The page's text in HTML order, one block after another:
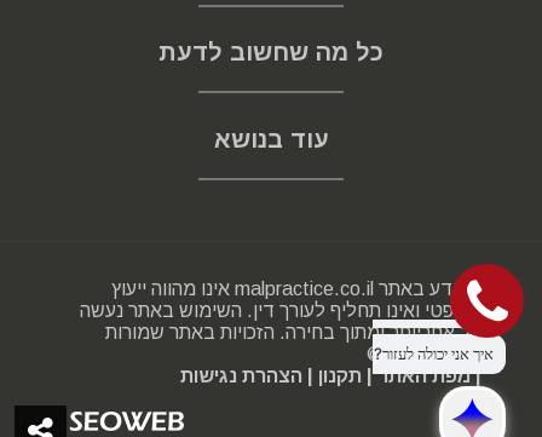
כל מה שחשוב לדעת
עוד בנושא
המידע באתר malpractice.co.il אינו מהווה ייעוץ
משפטי ואינו תחליף לעורך דין. השימוש באתר נעשה
על אחריותך ומתוך בחירה. הזכויות באתר שמורות
2000-2025 ©
| מפת האתר
| תקנון | הצהרת נגישות